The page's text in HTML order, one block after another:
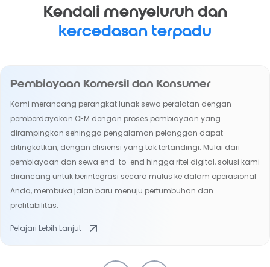
Kendali menyeluruh dan
kercedasan terpadu
Pembiayaan Komersil dan Konsumer
Kami merancang perangkat lunak sewa peralatan dengan
pemberdayakan OEM dengan proses pembiayaan yang
dirampingkan sehingga pengalaman pelanggan dapat
ditingkatkan, dengan efisiensi yang tak tertandingi. Mulai dari
pembiayaan dan sewa end-to-end hingga ritel digital, solusi kami
dirancang untuk berintegrasi secara mulus ke dalam operasional
Anda, membuka jalan baru menuju pertumbuhan dan
profitabilitas.
Pelajari Lebih Lanjut